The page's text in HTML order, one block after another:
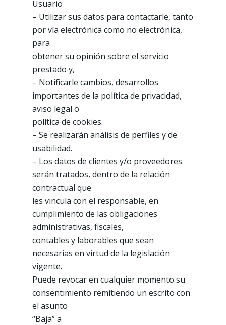
Usuario
– Utilizar sus datos para contactarle, tanto
por vía electrónica como no electrónica,
para
obtener su opinión sobre el servicio
prestado y,
– Notificarle cambios, desarrollos
importantes de la política de privacidad,
aviso legal o
política de cookies.
– Se realizarán análisis de perfiles y de
usabilidad.
– Los datos de clientes y/o proveedores
serán tratados, dentro de la relación
contractual que
les vincula con el responsable, en
cumplimiento de las obligaciones
administrativas, fiscales,
contables y laborables que sean
necesarias en virtud de la legislación
vigente.
Puede revocar en cualquier momento su
consentimiento remitiendo un escrito con
el asunto
“Baja” a